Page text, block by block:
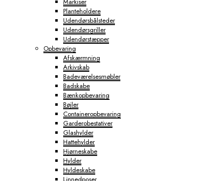
Planteholdere
Udendørsbålsteder
Udendørsgriller
Udendørstæpper
Opbevaring
Afskærmning
Arkivskab
Badeværelsesmøbler
Badskabe
Bænkopbevaring
Bøjler
Containeropbevaring
Garderobestativer
Glashylder
Hattehylder
Hjørneskabe
Hylder
Hyldeskabe